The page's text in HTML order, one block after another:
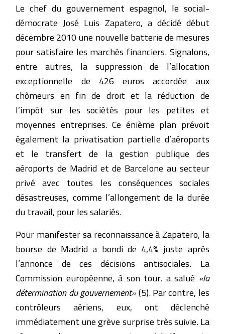
Le chef du gouvernement espagnol, le social-
démocrate José Luis Zapatero, a décidé début
décembre 2010 une nouvelle batterie de mesures
pour satisfaire les marchés financiers. Signalons,
entre autres, la suppression de l’allocation
exceptionnelle de 426 euros accordée aux
chômeurs en fin de droit et la réduction de
l’impôt sur les sociétés pour les petites et
moyennes entreprises. Ce énième plan prévoit
également la privatisation partielle d’aéroports
et le transfert de la gestion publique des
aéroports de Madrid et de Barcelone au secteur
privé avec toutes les conséquences sociales
désastreuses, comme l’allongement de la durée
du travail, pour les salariés.
Pour manifester sa reconnaissance à Zapatero, la
bourse de Madrid a bondi de 4,4% juste après
l’annonce de ces décisions antisociales. La
Commission européenne, à son tour, a salué «la
détermination du gouvernement»(5). Par contre, les
contrôleurs aériens, eux, ont déclenché
immédiatement une grève surprise très suivie. La